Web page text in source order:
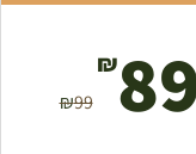
₪99
₪